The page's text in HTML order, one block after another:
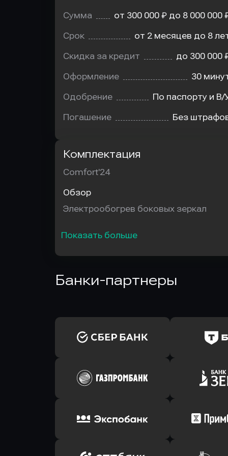
Сумма от 300 000 ₽ до 8 000 000
Срок от 2 месяцев до 8
Скидка за кредит до 300 000
Оформление 30
Одобрение По паспорту и В/
Погашение Без
Комплектация
Comfort'24
Обзор
Электрообогрев боковых зеркал
Показать больше
Банки-партнеры
Оправить заявку
в Сбербанк
в Т-Банк
в Газпромбанк
в
Оправить заявку